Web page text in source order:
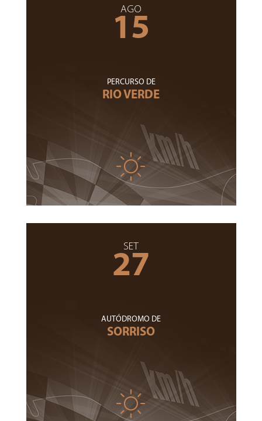
AGO
15
PERCURSO DE
RIO VERDE
SET
27
AUTÓDROMO DE
SORRISO